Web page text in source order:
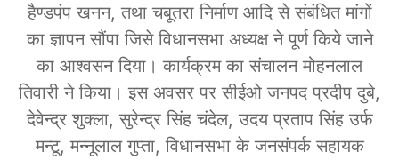
हैण्डपंप खनन, तथा चबूतरा निर्माण आदि से संबंधित मांगों
का ज्ञापन सौंपा जिसे विधानसभा अध्यक्ष ने पूर्ण किये जाने
का आश्वसन दिया। कार्यक्रम का संचालन मोहनलाल
तिवारी ने किया। इस अवसर पर सीईओ जनपद प्रदीप दुबे,
देवेन्द्र शुक्ला, सुरेन्द्र सिंह चंदेल, उदय प्रताप सिंह उर्फ
मन्टू, मन्नूलाल गुप्ता, विधानसभा के जनसंपर्क सहायक